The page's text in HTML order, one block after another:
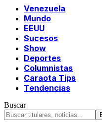
Venezuela
Mundo
EEUU
Sucesos
Show
Deportes
Columnistas
Caraota Tips
Tendencias
Buscar